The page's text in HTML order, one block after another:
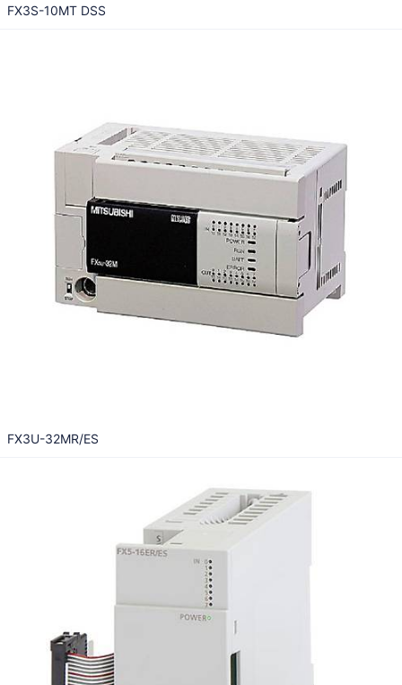
FX3S-10MT DSS
FX3U-32MR/ES